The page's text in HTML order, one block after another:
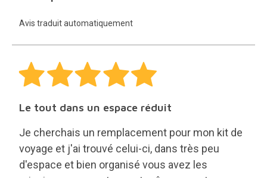
Je cherchais un remplacement pour mon kit de
voyage et j'ai trouvé celui-ci, dans très peu
d'espace et bien organisé vous avez les
principaux connecteurs et même un autre